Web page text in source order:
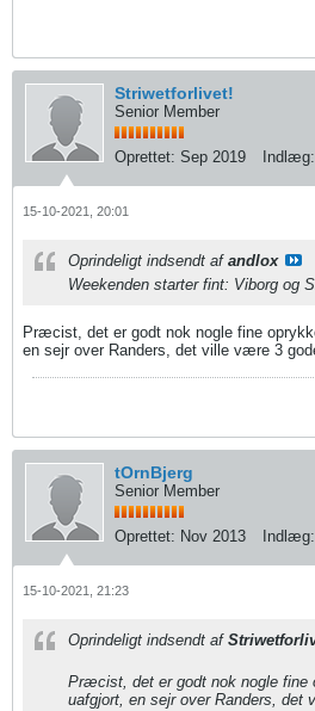
Striwetforlivet!
Senior Member
Oprettet: Sep 2019 Indlæg:
15-10-2021, 20:01
Oprindeligt indsendt af andlox
Weekenden starter fint: Viborg og
Præcist, det er godt nok nogle fine
en sejr over Randers, det ville være 3
tOrnBjerg
Senior Member
Oprettet: Nov 2013 Indlæg:
15-10-2021, 21:23
Oprindeligt indsendt af
Præcist, det er godt nok nogle fine
uafgjort, en sejr over Randers, det